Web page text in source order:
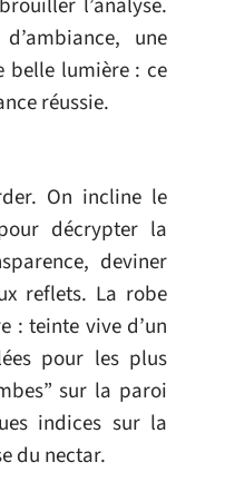
une
belle lumière : ce
réussie.
On incline le
décrypter la
deviner
reflets. La robe
: teinte vive d’un
pour les plus
sur la paroi
indices sur la
du nectar.